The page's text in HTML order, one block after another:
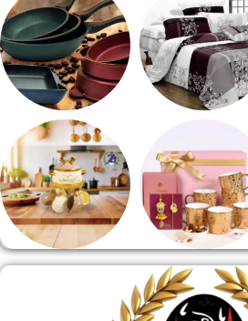
مقلايه وطاجن
هدايا وسيلفر